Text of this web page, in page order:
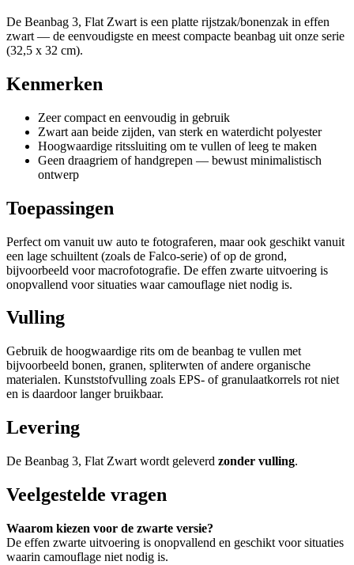
De Beanbag 3, Flat Zwart is een platte rijstzak/bonenzak in effen
zwart — de eenvoudigste en meest compacte beanbag uit onze serie
(32,5 x 32 cm).
Kenmerken
Zeer compact en eenvoudig in gebruik
Zwart aan beide zijden, van sterk en waterdicht polyester
Hoogwaardige ritssluiting om te vullen of leeg te maken
Geen draagriem of handgrepen — bewust minimalistisch
ontwerp
Toepassingen
Perfect om vanuit uw auto te fotograferen, maar ook geschikt vanuit
een lage schuiltent (zoals de Falco-serie) of op de grond,
bijvoorbeeld voor macrofotografie. De effen zwarte uitvoering is
onopvallend voor situaties waar camouflage niet nodig is.
Vulling
Gebruik de hoogwaardige rits om de beanbag te vullen met
bijvoorbeeld bonen, granen, spliterwten of andere organische
materialen. Kunststofvulling zoals EPS- of granulaatkorrels rot niet
en is daardoor langer bruikbaar.
Levering
De Beanbag 3, Flat Zwart wordt geleverd zonder vulling.
Veelgestelde vragen
Waarom kiezen voor de zwarte versie?
De effen zwarte uitvoering is onopvallend en geschikt voor situaties
waarin camouflage niet nodig is.